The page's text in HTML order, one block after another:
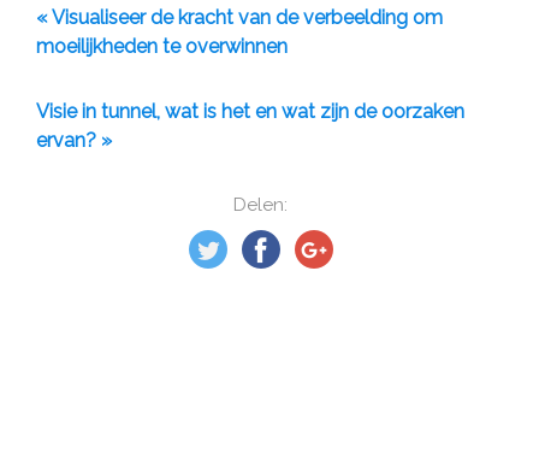
Delen:
« Visualiseer de kracht van de verbeelding om
moeilijkheden te overwinnen
Visie in tunnel, wat is het en wat zijn de oorzaken
ervan? »